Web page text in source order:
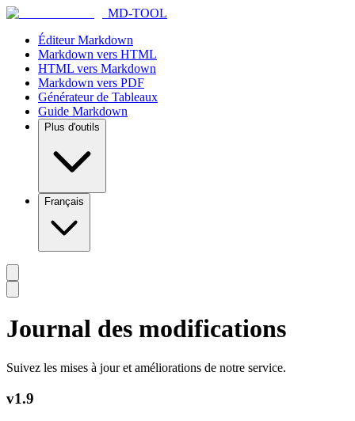
MD-TOOL
Éditeur Markdown
Markdown vers HTML
HTML vers Markdown
Markdown vers PDF
Générateur de Tableaux
Guide Markdown
Plus d'outils
Français
Journal des modifications
Suivez les mises à jour et améliorations de notre service.
v1.9